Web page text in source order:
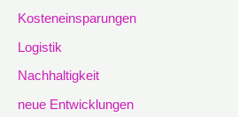
Kosteneinsparungen
Logistik
Nachhaltigkeit
neue Entwicklungen